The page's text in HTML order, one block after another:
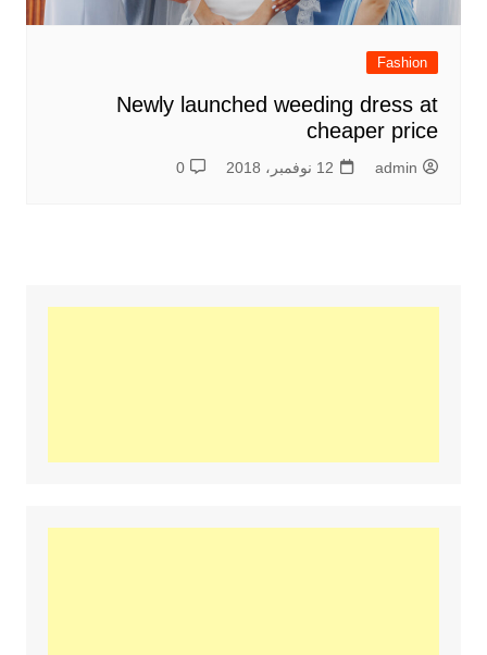
Fashion
Newly launched weeding dress at
cheaper price
admin 12 نوفمبر، 2018 0